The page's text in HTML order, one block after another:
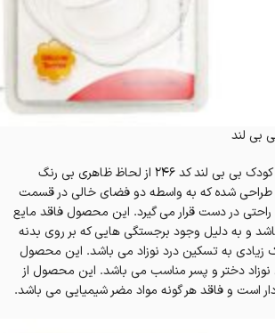
بی لند
دندان گیر سیلیکونی کودک بی بی لند کد 246 از لحاظ ظاهری بی رنگ
شده که به واسطه دو فضای خالی در قسمت
راحتی در دست قرار می گیرد. این محصول فاقد مایع
و به دلیل وجود برجستگی هایی که بر روی بدنه
زیادی به تسکین درد نوزاد می باشد. این محصول
دختر و پسر مناسب می باشد. این محصول از
است و فاقد هر گونه مواد مضر شیمیایی می باشد.